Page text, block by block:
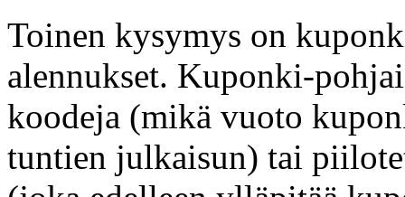
Toinen kysymys on
alennukset. Kuponki-
koodeja (mikä vuoto
tuntien julkaisun) tai